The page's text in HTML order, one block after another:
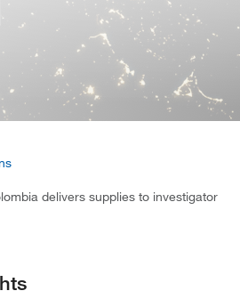
delivers supplies to investigator